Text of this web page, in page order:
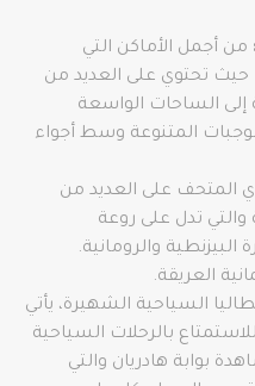
من أجمل الأماكن التي
حيث تحتوي على العديد من
إلى الساحات الواسعة
المتنوعة وسط أجواء
المتحف على العديد من
والتي تدل على روعة
والرومانية.
العريقة.
السياحية الشهيرة، يأتي
بالرحلات السياحية
بوابة هادريان والتي